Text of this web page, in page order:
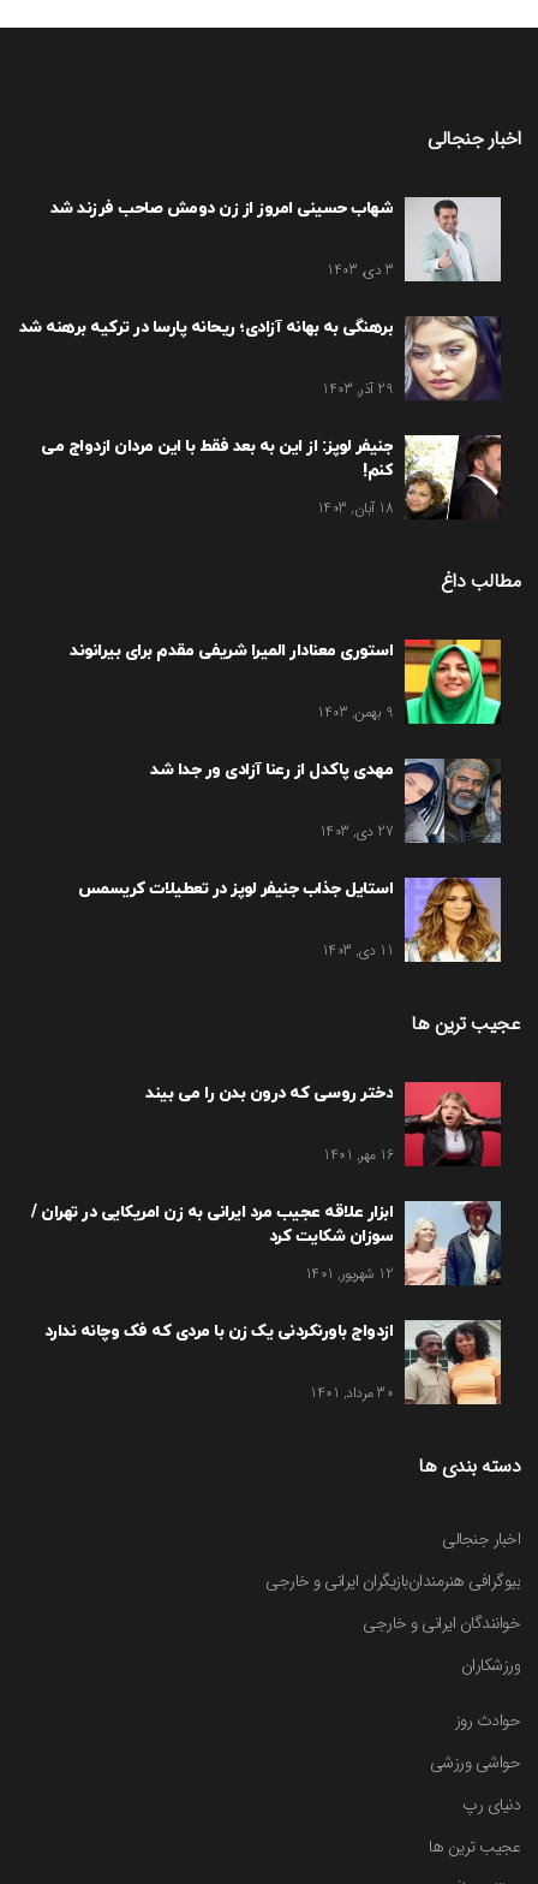
اخبار جنجالی
شهاب حسینی امروز از زن دومش صاحب فرزند شد
3 دی, 1403
برهنگی به بهانه آزادی؛ ریحانه پارسا در ترکیه برهنه شد
29 آذر, 1403
جنیفر لوپز: از این به بعد فقط با این مردان ازدواج می
کنم!
18 آبان, 1403
مطالب داغ
استوری معنادار المیرا شریفی مقدم برای بیرانوند
9 بهمن, 1403
مهدی پاکدل از رعنا آزادی ور جدا شد
27 دی, 1403
استایل جذاب جنیفر لوپز در تعطیلات کریسمس
11 دی, 1403
عجیب ترین ها
دختر روسی که درون بدن را می بیند
16 مهر, 1401
ابزار علاقه عجیب مرد ایرانی به زن امریکایی در تهران /
سوزان شکایت کرد
12 شهریور, 1401
ازدواج باورنکردنی یک زن با مردی که فک وچانه ندارد
30 مرداد, 1401
دسته بندی ها
اخبار جنجالی
بیوگرافی هنرمندانبازیگران ایرانی و خارجی
خوانندگان ایرانی و خارجی
ورزشکاران
حوادث روز
حواشی ورزشی
دنیای رپ
عجیب ترین ها